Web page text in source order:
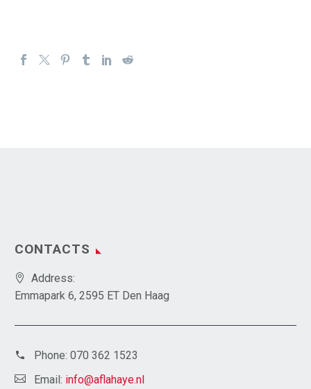
CONTACTS
Address:
Emmapark 6, 2595 ET Den Haag
Phone: 070 362 1523
Email: info@aflahaye.nl